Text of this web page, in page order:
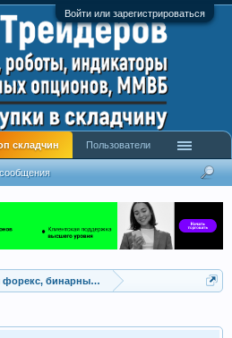
Войти или зарегистрироваться
форекс, бинарных опционов, ММВБ
складчин Пользователи